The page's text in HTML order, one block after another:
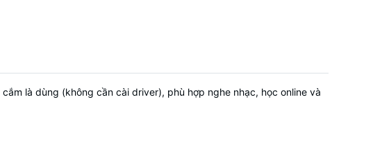
là dùng (không cần cài driver), phù hợp nghe nhạc, học online và